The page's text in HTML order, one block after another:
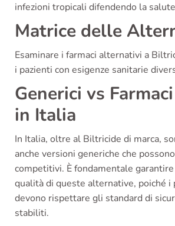
infezioni tropicali difendendo la
Matrice delle
Esaminare i farmaci alternativi a
i pazienti con esigenze sanitarie
Generici vs
in Italia
In Italia, oltre al Biltricide di marca,
anche versioni generiche che
competitivi. È fondamentale
qualità di queste alternative, poiché
devono rispettare gli standard di
stabiliti.